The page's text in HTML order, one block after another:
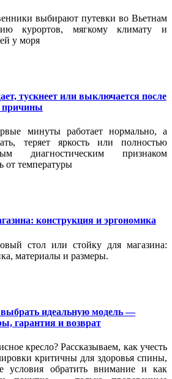
выбирают путевки во Вьетнам
курортов, мягкому климату и
у моря
тускнеет или выключается после
причины
минуты работает нормально, а
теряет яркость или полностью
диагностическим признаком
от температуры
конструкция и эргономика
стол или стойку для магазина:
материалы и размеры.
идеальную модель —
гарантия и возврат
кресло? Рассказываем, как учесть
критичны для здоровья спины,
условия обратить внимание и как